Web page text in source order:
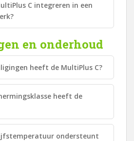
C integreren in een
en onderhoud
heeft de MultiPlus C?
heeft de
ondersteunt